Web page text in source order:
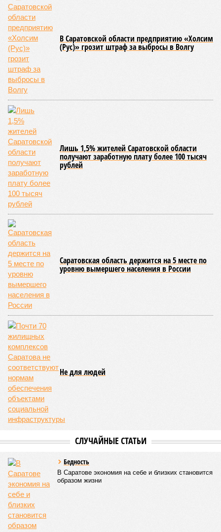
кто особенно нуждается в поддержке и внимании.
Участниками концертной программы стали талантливые
учащиеся самого Образовательного центра, а также
воспитанники Покровской православной классической
гимназии имени святого благоверного князя Александра
Невского и ученики Русской православной классической
гимназии имени преподобного Сергия Радонежского.
Гостями мероприятия стали подопечные фондов «Александр Невский» и
В зрительном зале собрались особые гости, ради которых
и задумывалось это душевное мероприятие. Приглашения
получили подопечные благотворительного фонда
«Александр Невский» – дети с ограниченными
возможностями здоровья и их родители, а также учащиеся
школы-интерната, расположенной в городе Марксе. Кроме
того, на концерт прибыли подопечные саратовского
филиала государственного фонда «Защитники Отечества»,
объединяющего членов семей участников специальной
военной операции. В зале также присутствовали сестры
епархиального общества «Милосердие» и прихожане
саратовских храмов.
Благотворительный концерт «Вера, надежда, любовь» (фото: saratov-
Среди почетных гостей были митрополит Саратовский и
ВольскийИгнатий
семинарии, секретарь Епархиального совета протоиерей
Сергий Штурбабин
Саратовской государственной консерватории
Занорини многие другие.
Митрополит Саратовский и Вольский Игнатий (фото: saratov-eparhia.ru)
Перед началом основной программы все участники
концерта, выстроившись на сцене, хором пропели тропарь
Святой Пасхи, задав тем самым торжественный и глубоко
духовный тон всему вечеру. Затем к собравшимся
обратился глава Саратовской митрополии. Он напомнил о
приближающемся завершении пасхального периода и
выразил надежду, что тепло будет не только в окружающей
природе, но и в душах собравшихся людей.
«Хочу поблагодарить всех родителей,
преподавателей, наставников, самих учащихся,